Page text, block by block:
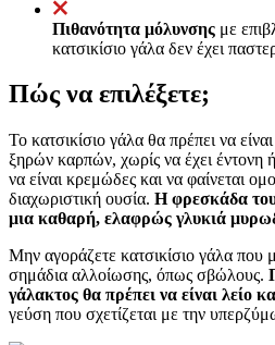
Πιθανότητα μόλυνσης με
κατσικίσιο γάλα δεν έχει
Πώς να επιλέξετε;
Το κατσικίσιο γάλα θα πρέπει να
ξηρών καρπών, χωρίς να έχει έντονη
να είναι κρεμώδες και να φαίνεται
διαχωριστική ουσία. Η φρεσκάδα του
μια καθαρή, ελαφρώς γλυκιά
Μην αγοράζετε κατσικίσιο γάλα που
σημάδια αλλοίωσης, όπως σβώλους.
γάλακτος θα πρέπει να είναι λείο
γεύση που σχετίζεται με την